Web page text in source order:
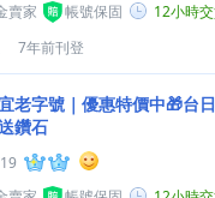
賣家 帳號保固
12小時
7年前刊登
老字號｜優惠特價中🎁台
鑽石